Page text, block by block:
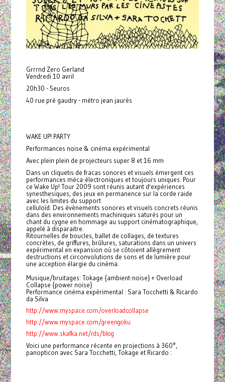
Grrrnd Zero Gerland
Vendredi 10 avril
20h30 - 5euros
40 rue pré gaudry - métro jean jaurès
WAKE UP! PARTY
Performances noise & cinéma expérimental
Avec plein plein de projecteurs super 8 et 16 mm
Dans un cliquetis de fracas sonores et visuels émergent ces
performances méca-électroniques et toujours uniques. Pour
ce Wake Up! Tour 2009 sont réunis autant d'expériences
synesthesiques, des jeux en permanence sur la corde raide
avec les limites du support
celluloïd. Des évènements sonores et visuels concrets réunis
dans des environnements machiniques saturés pour un
chant du cygne en hommage au support cinématographique,
appelé à disparaitre.
Ritournelles de boucles, ballet de collages, de textures
concrètes, de griffures, brûlures, saturations dans un univers
expérimental en expansion où se côtoient allègrement
destructions et circonvolutions de sons et de lumière pour
une acception élargie du cinéma.
Musique/bruitages: Tokage {ambient-noise} + Overload
Collapse {power noise}
Performance cinéma expérimental : Sara Tocchetti & Ricardo
da Silva
http://www.myspace.com/overloadcollapse
http://www.myspace.com/greengoku
http://www.skafka.net/rds/blog
Voici une performance récente en projections à 360°,
panopticon avec Sara Tocchetti, Tokage et Ricardo :